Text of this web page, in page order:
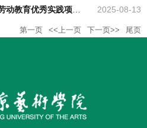
我校在2025年江苏省高等学校劳动教育优秀实践项目评选中获奖 2025-08-13
第一页 <<上一页 下一页>> 尾页